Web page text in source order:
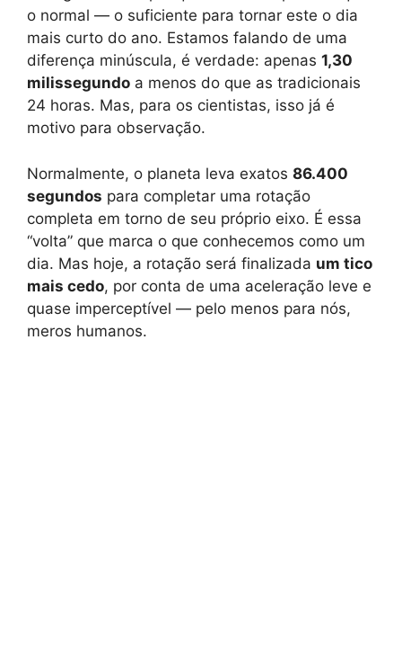
o normal — o suficiente para tornar este o dia
mais curto do ano. Estamos falando de uma
diferença minúscula, é verdade: apenas 1,30
milissegundo a menos do que as tradicionais
24 horas. Mas, para os cientistas, isso já é
motivo para observação.
Normalmente, o planeta leva exatos 86.400
segundos para completar uma rotação
completa em torno de seu próprio eixo. É essa
“volta” que marca o que conhecemos como um
dia. Mas hoje, a rotação será finalizada um tico
mais cedo, por conta de uma aceleração leve e
quase imperceptível — pelo menos para nós,
meros humanos.